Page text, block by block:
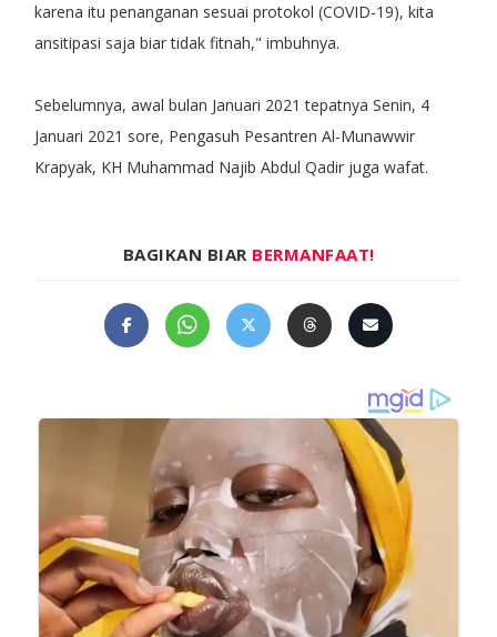
karena itu penanganan sesuai protokol (COVID-19), kita
ansitipasi saja biar tidak fitnah," imbuhnya.
Sebelumnya, awal bulan Januari 2021 tepatnya Senin, 4
Januari 2021 sore, Pengasuh Pesantren Al-Munawwir
Krapyak, KH Muhammad Najib Abdul Qadir juga wafat.
BAGIKAN BIAR BERMANFAAT!